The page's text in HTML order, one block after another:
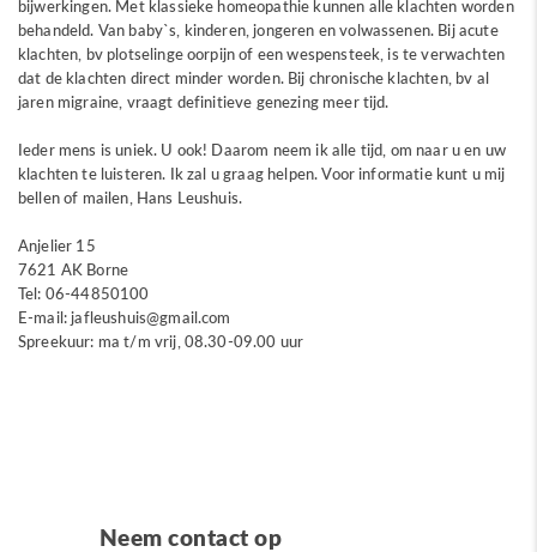
bijwerkingen. Met klassieke homeopathie kunnen alle klachten worden
behandeld. Van baby`s, kinderen, jongeren en volwassenen. Bij acute
klachten, bv plotselinge oorpijn of een wespensteek, is te verwachten
dat de klachten direct minder worden. Bij chronische klachten, bv al
jaren migraine, vraagt definitieve genezing meer tijd.
Ieder mens is uniek. U ook! Daarom neem ik alle tijd, om naar u en uw
klachten te luisteren. Ik zal u graag helpen. Voor informatie kunt u mij
bellen of mailen, Hans Leushuis.
Anjelier 15
7621 AK Borne
Tel: 06-44850100
E-mail: jafleushuis@gmail.com
Spreekuur: ma t/m vrij, 08.30-09.00 uur
Neem contact op